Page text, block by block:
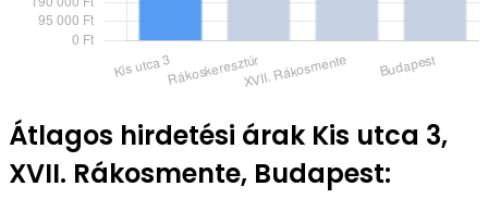
Átlagos hirdetési árak Kis utca 3,
XVII. Rákosmente, Budapest: